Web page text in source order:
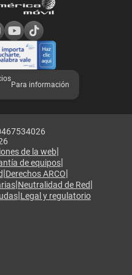
Para información
de la web|
de equipos|
|Derechos ARCO|
|Neutralidad de Red|
|Legal y regulatorio